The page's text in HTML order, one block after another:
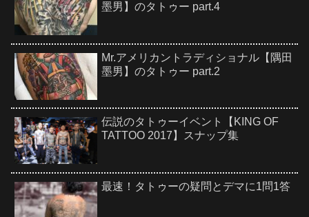
墨男】のタトゥー part.4
Mr.アメリカントラディショナル【隅田
墨男】のタトゥー part.2
伝説のタトゥーイベント【KING OF
TATTOO 2017】スナップ集
最速！タトゥーの疑問とデマに1問1答